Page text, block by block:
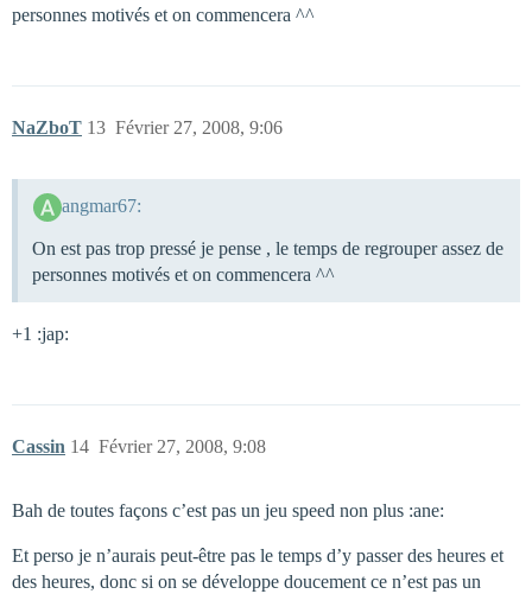
personnes motivés et on commencera ^^
NaZboT Février 27, 2008, 9:06
13
angmar67:
On est pas trop pressé je pense , le temps de regrouper assez de
personnes motivés et on commencera ^^
+1 :jap:
Cassin Février 27, 2008, 9:08
14
Bah de toutes façons c’est pas un jeu speed non plus :ane:
Et perso je n’aurais peut-être pas le temps d’y passer des heures et
des heures, donc si on se développe doucement ce n’est pas un